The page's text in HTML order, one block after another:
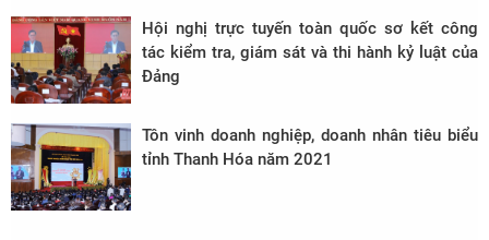
Hội nghị trực tuyến toàn quốc sơ kết công
tác kiểm tra, giám sát và thi hành kỷ luật của
Đảng
Tôn vinh doanh nghiệp, doanh nhân tiêu biểu
tỉnh Thanh Hóa năm 2021